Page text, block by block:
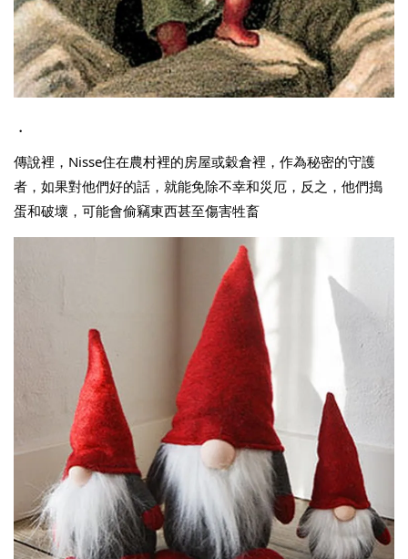
・
傳說裡，Nisse住在農村裡的房屋或穀倉裡，作為秘密的守護
者，如果對他們好的話，就能免除不幸和災厄，反之，他們搗
蛋和破壞，可能會偷竊東西甚至傷害牲畜